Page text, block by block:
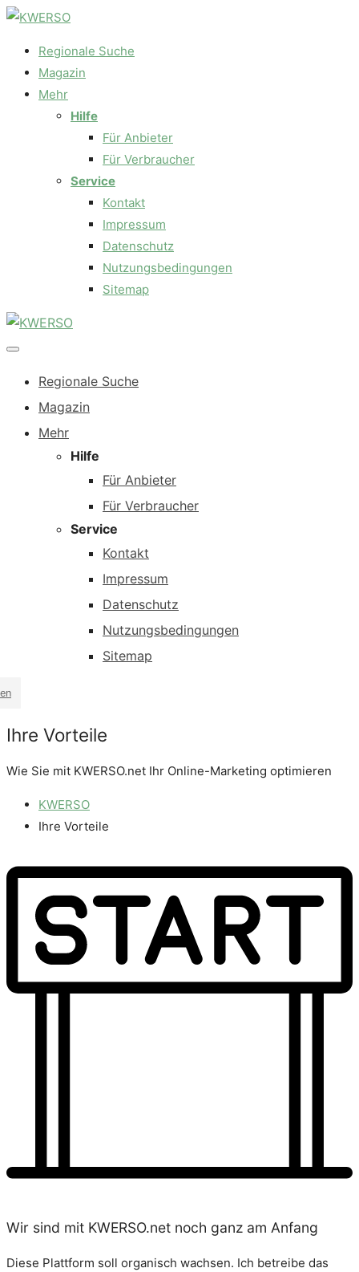
Regionale Suche
Magazin
Mehr
Hilfe
Für Anbieter
Für Verbraucher
Service
Kontakt
Impressum
Datenschutz
Nutzungsbedingungen
Sitemap
Regionale Suche
Magazin
Mehr
Hilfe
Für Anbieter
Für Verbraucher
Service
Kontakt
Impressum
Datenschutz
Nutzungsbedingungen
Sitemap
Ihre Vorteile
Wie Sie mit KWERSO.net Ihr Online-Marketing optimieren
KWERSO
Ihre Vorteile
Wir sind mit KWERSO.net noch ganz am Anfang
Diese Plattform soll organisch wachsen. Ich betreibe das